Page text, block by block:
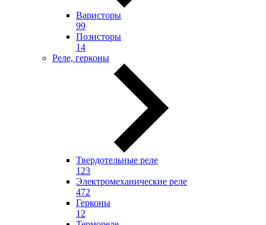
Варисторы
99
Позисторы
14
Реле, герконы
Твердотельные реле
123
Электромеханические реле
472
Герконы
12